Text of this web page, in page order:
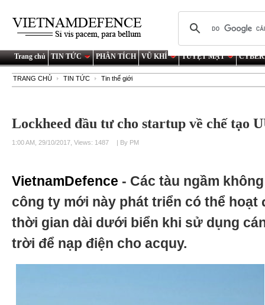
Trang chủ TIN TỨC PHÂN TÍCH VŨ KHÍ TUYỆT MẬT
TRANG CHỦ TIN TỨC Tin thế giới
Lockheed đầu tư cho startup về chế tạo
1:00 AM, 29/10/2017, Views: 1487 | By PM
VietnamDefence - Các tàu ngầm
công ty mới này phát triển có thể
thời gian dài dưới biển khi sử dụng
trời để nạp điện cho acquy.